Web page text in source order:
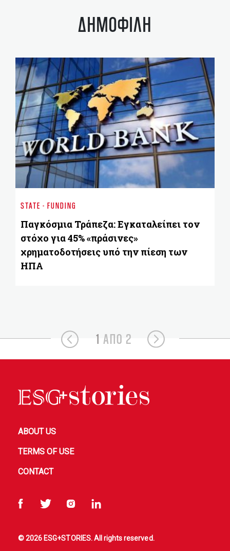
ΔΗΜΟΦΙΛΗ
STATE - FUNDING
Παγκόσμια Τράπεζα: Εγκαταλείπει τον
στόχο για 45% «πράσινες»
χρηματοδοτήσεις υπό την πίεση των
ΗΠΑ
1 ΑΠΟ 2
ABOUT US
TERMS OF USE
CONTACT
© 2026 ESG+STORIES. All rights reserved.